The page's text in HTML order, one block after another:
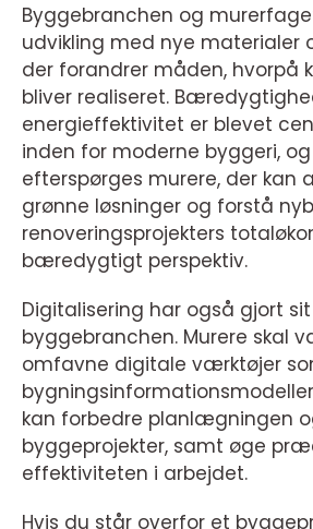
Byggebranchen og
udvikling med nye materialer
der forandrer måden, hvorpå
bliver realiseret.
energieffektivitet er blevet
inden for moderne byggeri,
efterspørges murere, der kan
grønne løsninger og forstå
renoveringsprojekters
bæredygtigt perspektiv.
Digitalisering har også gjort
byggebranchen. Murere skal
omfavne digitale værktøjer
kan forbedre planlægningen
byggeprojekter, samt øge
effektiviteten i arbejdet.
Hvis du står overfor et